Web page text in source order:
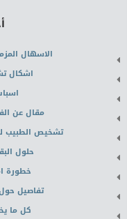
الاسهال
اشكال
مقال عن
تشخيص الطبيب
حلول
خطورة
تفاصيل
كل ما